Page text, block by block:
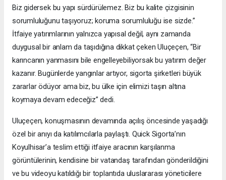
Biz gidersek bu yapı sürdürülemez. Biz bu kalite çizgisinin
sorumluluğunu taşıyoruz; koruma sorumluluğu ise sizde.”
İtfaiye yatırımlarının yalnızca yapısal değil, aynı zamanda
duygusal bir anlam da taşıdığına dikkat çeken Uluçeçen, “Bir
karıncanın yanmasını bile engelleyebiliyorsak bu yatırım değer
kazanır. Bugünlerde yangınlar artıyor, sigorta şirketleri büyük
zararlar ödüyor ama biz, bu ülke için elimizi taşın altına
koymaya devam edeceğiz” dedi.
Uluçeçen, konuşmasının devamında açılış öncesinde yaşadığı
özel bir anıyı da katılımcılarla paylaştı. Quick Sigorta’nın
Koyulhisar’a teslim ettiği itfaiye aracının karşılanma
görüntülerinin, kendisine bir vatandaş tarafından gönderildiğini
ve bu videoyu katıldığı bir toplantıda uluslararası yöneticilere